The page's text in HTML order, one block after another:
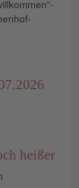
heißer